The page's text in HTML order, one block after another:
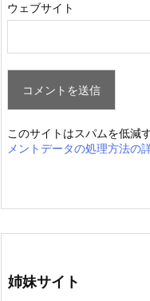
ウェブサイト
このサイトはスパムを低減
メントデータの処理方法の
姉妹サイト